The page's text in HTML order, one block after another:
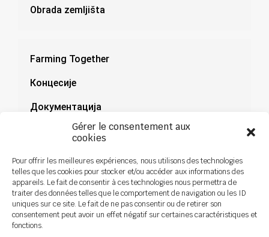
Gérer le consentement aux
cookies
Pour offrir les meilleures expériences, nous utilisons des technologies
telles que les cookies pour stocker et/ou accéder aux informations des
appareils. Le fait de consentir à ces technologies nous permettra de
traiter des données telles que le comportement de navigation ou les ID
uniques sur ce site. Le fait de ne pas consentir ou de retirer son
consentement peut avoir un effet négatif sur certaines caractéristiques et
fonctions.
Obrada zemljišta
Farming Together
Концесије
Документација